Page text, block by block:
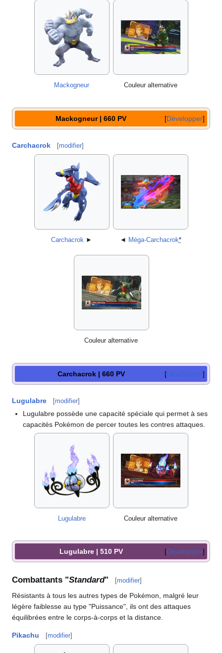
Mackogneur Couleur alternative
Développer
Mackogneur | 660 PV
Carchacrok [modifier]
Carchacrok ► ◄ Méga-Carchacrok*
Couleur alternative
Développer
Carchacrok | 660 PV
Lugulabre [modifier]
Lugulabre possède une capacité spéciale qui permet à ses
capacités Pokémon de percer toutes les contres attaques.
Lugulabre Couleur alternative
Développer
Lugulabre | 510 PV
Combattants "Standard" [modifier]
Résistants à tous les autres types de Pokémon, malgré leur
légère faiblesse au type "Puissance", ils ont des attaques
équilibrées entre le corps-à-corps et la distance.
Pikachu [modifier]